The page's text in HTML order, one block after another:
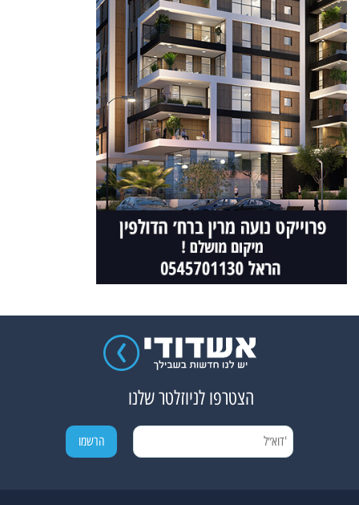
הצטרפו לניוזלטר שלנו